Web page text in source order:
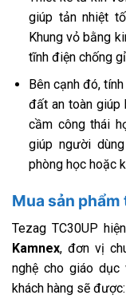
giúp tản nhiệt
Khung vỏ bằng
tĩnh điện chống
Bên cạnh đó,
đất an toàn giúp
cầm công thái
giúp người
phòng học hoặc
Mua sản phẩm
Tezag TC30UP
Kamnex, đơn vị
nghệ cho giáo dục
khách hàng sẽ được: